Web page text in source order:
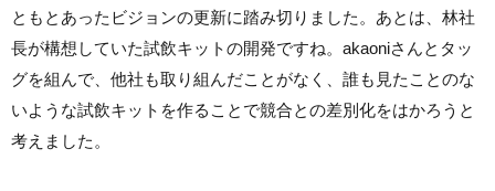
ともとあったビジョンの更新に踏み切りました。あとは、林社
長が構想していた試飲キットの開発ですね。akaoniさんとタッ
グを組んで、他社も取り組んだことがなく、誰も見たことのな
いような試飲キットを作ることで競合との差別化をはかろうと
考えました。